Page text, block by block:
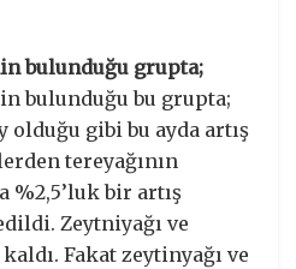
bulunduğu grupta;
bulunduğu bu grupta;
olduğu gibi bu ayda artış
tereyağının
%2,5’luk bir artış
Zeytniyağı ve
Fakat zeytinyağı ve